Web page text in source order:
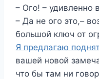
– Ого! – удивленно
– Да не ого это,–
большой ключ от
Я предлагаю
вашей новой
что бы там ни